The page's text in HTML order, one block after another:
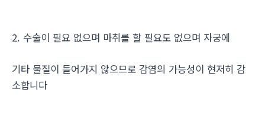
2. 수술이 필요 없으며 마취를 할 필요도 없으며 자궁에
기타 물질이 들어가지 않으므로 감염의 가능성이 현저히 감
소합니다